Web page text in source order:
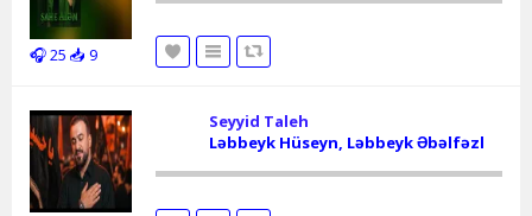
🎧 25 📥 9
Seyyid Taleh
Ləbbeyk Hüseyn, Ləbbeyk Əbəlfəzl